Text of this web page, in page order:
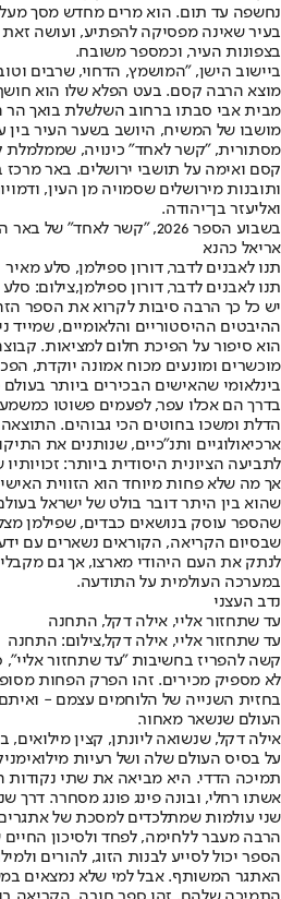
נחשפה עד תום. הוא מרים מחדש מסך
בעיר שאינה מפסיקה להפתיע, ועושה
בצפונות העיר, וכמספר משובח.
ביישוב הישן, "המושמץ, הדחוי, שרבים
מוצא הרבה קסם. בעט הפלא שלו הוא
מבית אבי סבתו ברחוב השלשלת בואך הר
מושבו של המשיח, היושב בשער העיר בין
מסתורית, "קשר לאחד" כינויה, שממלמלת
קסם ואימה על תושבי ירושלים. באר מרכז
ותובנות מירושלים שסמויה מן העין,
ואליעזר בן־יהודה.
בשבוע הספר 2026, "קשר לאחד" של באר הוא ההמלצה שלי.
אריאל כהנא
תנו לאבנים לדבר, דורון ספילמן, סלע מאיר
תנו לאבנים לדבר, דורון ספילמן,צילום:
יש כל כך הרבה סיבות לקרוא את הספר
ההיבטים ההיסטוריים והלאומיים, שמייד
הוא סיפור על הפיכת חלום למציאות.
מוכשרים ומונעים מכוח אמונה יוקדת,
בינלאומי שהאישים הבכירים ביותר
בדרך הם אכלו עפר, לפעמים פשוטו
הדלת ומשכו בחוטים הכי גבוהים.
ארכיאולוגיים ותנ"כיים, שנותנים את
לתביעה הציונית היסודית ביותר:
אך מה שלא פחות מיוחד הוא הזווית
שהוא בין היתר דובר בולט של ישראל
שהספר עוסק בנושאים כבדים, שפילמן
שבסיום הקריאה, הקוראים נשארים עם
לנתק את העם היהודי מארצו, אך גם
במערכה העולמית על התודעה.
נדב העצני
עד שתחזור אליי, אילה דקל, התחנה
עד שתחזור אליי, אילה דקל,צילום: התחנה
קשה להפריז בחשיבות "עד שתחזור
לא מספיק מכירים. זהו הפרק הפחות
בחזית השנייה של הלוחמים עצמם -
העולם שנשאר מאחור.
אילה דקל, שנשואה ליונתן, קצין מילואים,
על בסיס העולם שלה ושל רעיות
תמיכה הדדי. היא מביאה את שתי נקודות
אשתו רחלי, ובונה פינג פונג מסחרר. דרך
שני עולמות שמתלכדים למסכת של
הרבה מעבר ללחימה, לפחד ולסיכון
הספר יכול לסייע לבנות הזוג, להורים
האתגר המשותף. אבל למי שלא נמצאים